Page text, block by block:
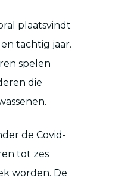
plaatsvindt
tachtig jaar.
spelen
die
de Covid-
tot zes
worden. De